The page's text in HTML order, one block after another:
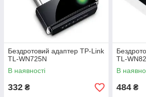
Бездротовий адаптер TP-Link
TL-WN725N
В наявності
332 ₴
TL-
В
484 ₴